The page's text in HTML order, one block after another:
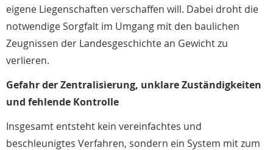
eigene Liegenschaften verschaffen will. Dabei droht die
notwendige Sorgfalt im Umgang mit den baulichen
Zeugnissen der Landesgeschichte an Gewicht zu
verlieren.
Gefahr der Zentralisierung, unklare Zuständigkeiten
und fehlende Kontrolle
Insgesamt entsteht kein vereinfachtes und
beschleunigtes Verfahren, sondern ein System mit zum